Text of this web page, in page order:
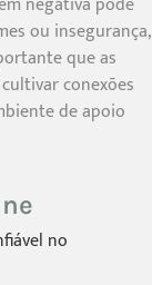
ou insegurança,
que as
conexões
de apoio
no